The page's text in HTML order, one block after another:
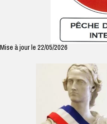
Mise à jour le 22/05/2026